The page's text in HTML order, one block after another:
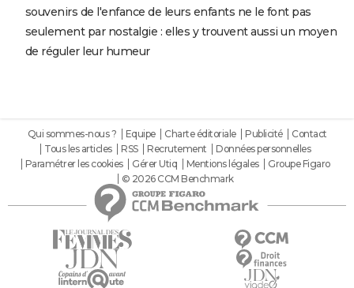
souvenirs de l'enfance de leurs enfants ne le font pas
seulement par nostalgie : elles y trouvent aussi un moyen
de réguler leur humeur
Qui sommes-nous ? Equipe Charte éditoriale Publicité
Contact
Tous les articles
RSS Recrutement
Données personnelles
Paramétrer les cookies
Gérer Utiq Mentions légales
Groupe Figaro
© 2026 CCM Benchmark